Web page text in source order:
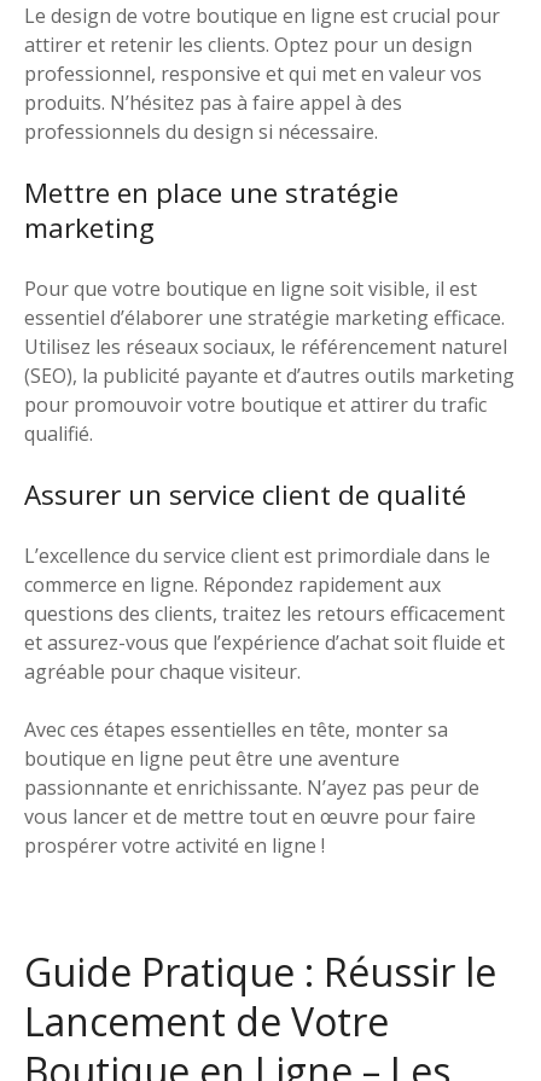
Le design de votre boutique en ligne est crucial pour
attirer et retenir les clients. Optez pour un design
professionnel, responsive et qui met en valeur vos
produits. N’hésitez pas à faire appel à des
professionnels du design si nécessaire.
Mettre en place une stratégie
marketing
Pour que votre boutique en ligne soit visible, il est
essentiel d’élaborer une stratégie marketing efficace.
Utilisez les réseaux sociaux, le référencement naturel
(SEO), la publicité payante et d’autres outils marketing
pour promouvoir votre boutique et attirer du trafic
qualifié.
Assurer un service client de qualité
L’excellence du service client est primordiale dans le
commerce en ligne. Répondez rapidement aux
questions des clients, traitez les retours efficacement
et assurez-vous que l’expérience d’achat soit fluide et
agréable pour chaque visiteur.
Avec ces étapes essentielles en tête, monter sa
boutique en ligne peut être une aventure
passionnante et enrichissante. N’ayez pas peur de
vous lancer et de mettre tout en œuvre pour faire
prospérer votre activité en ligne !
Guide Pratique : Réussir le
Lancement de Votre